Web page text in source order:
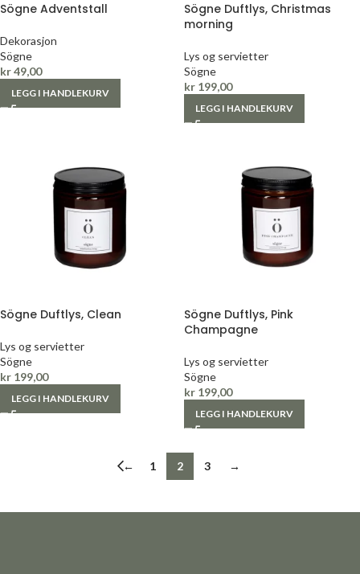
Sögne Adventstall
Dekorasjon
Sögne
kr49,00
LEGG I HANDLEKURV
Sögne Duftlys, Christmas
morning
Lys og servietter
Sögne
kr 199,00
LEGG I HANDLEKURV
Sögne Duftlys, Clean
Lys og servietter
Sögne
kr 199,00
LEGG I HANDLEKURV
Sögne Duftlys, Pink
Champagne
Lys og servietter
Sögne
kr 199,00
LEGG I HANDLEKURV
← 1 2 3 →